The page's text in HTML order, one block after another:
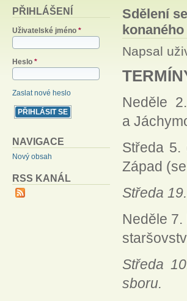
PŘIHLÁŠENÍ
Uživatelské jméno *
Heslo *
Zaslat nové heslo
NAVIGACE
Nový obsah
RSS KANÁL
Sdělení
Napsal
Neděle
a
Středa 5.
Západ
Středa
Neděle
Středa
sboru.